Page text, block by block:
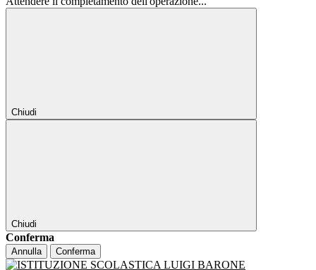
Chiudi
Chiudi
Conferma
Annulla Conferma